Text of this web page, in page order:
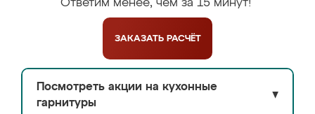
Ответим менее, чем за 15 минут!
ЗАКАЗАТЬ РАСЧЁТ
Посмотреть акции на кухонные
гарнитуры
▼